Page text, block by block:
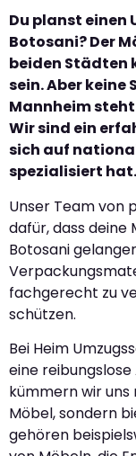
Du planst einen
Botosani? Der
beiden Städten
sein. Aber keine
Mannheim
Wir sind ein
sich auf
spezialisiert hat.
Unser Team von
dafür, dass deine
Botosani
fachgerecht zu
schützen.
Bei Heim
eine
kümmern wir
Möbel, sondern
gehören